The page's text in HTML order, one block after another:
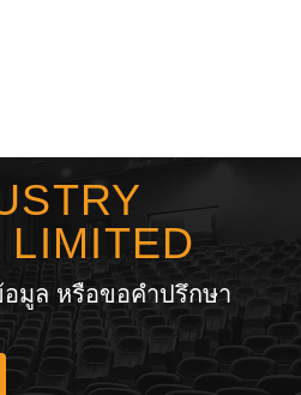
LIMITED
มูล หรือขอคำปรึกษา